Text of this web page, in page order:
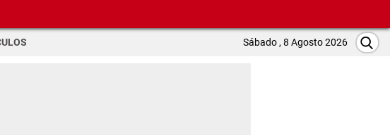
Sábado , 8 Agosto 2026